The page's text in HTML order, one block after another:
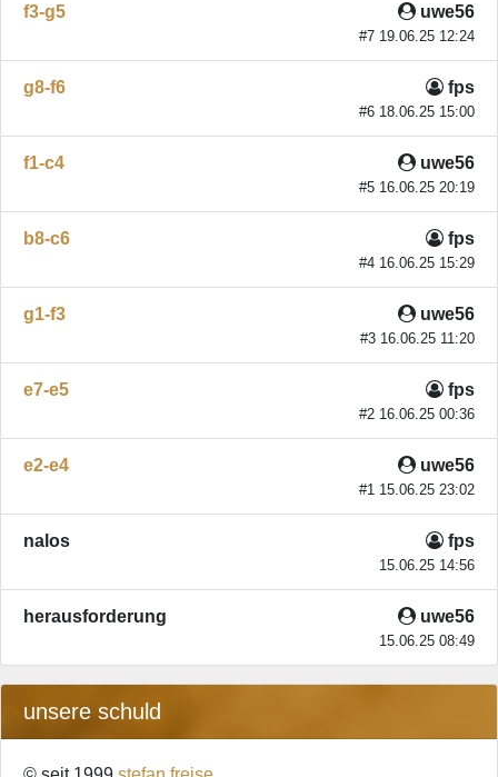
uwe56
#7 19.06.25 12:24
f3-g5
fps
#6 18.06.25 15:00
g8-f6
uwe56
#5 16.06.25 20:19
f1-c4
fps
#4 16.06.25 15:29
b8-c6
uwe56
#3 16.06.25 11:20
g1-f3
fps
#2 16.06.25 00:36
e7-e5
uwe56
#1 15.06.25 23:02
e2-e4
fps
15.06.25 14:56
nalos
uwe56
15.06.25 08:49
herausforderung
unsere schuld